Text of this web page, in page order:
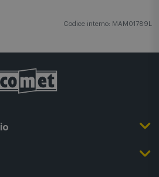
Codice interno: MAM01789L